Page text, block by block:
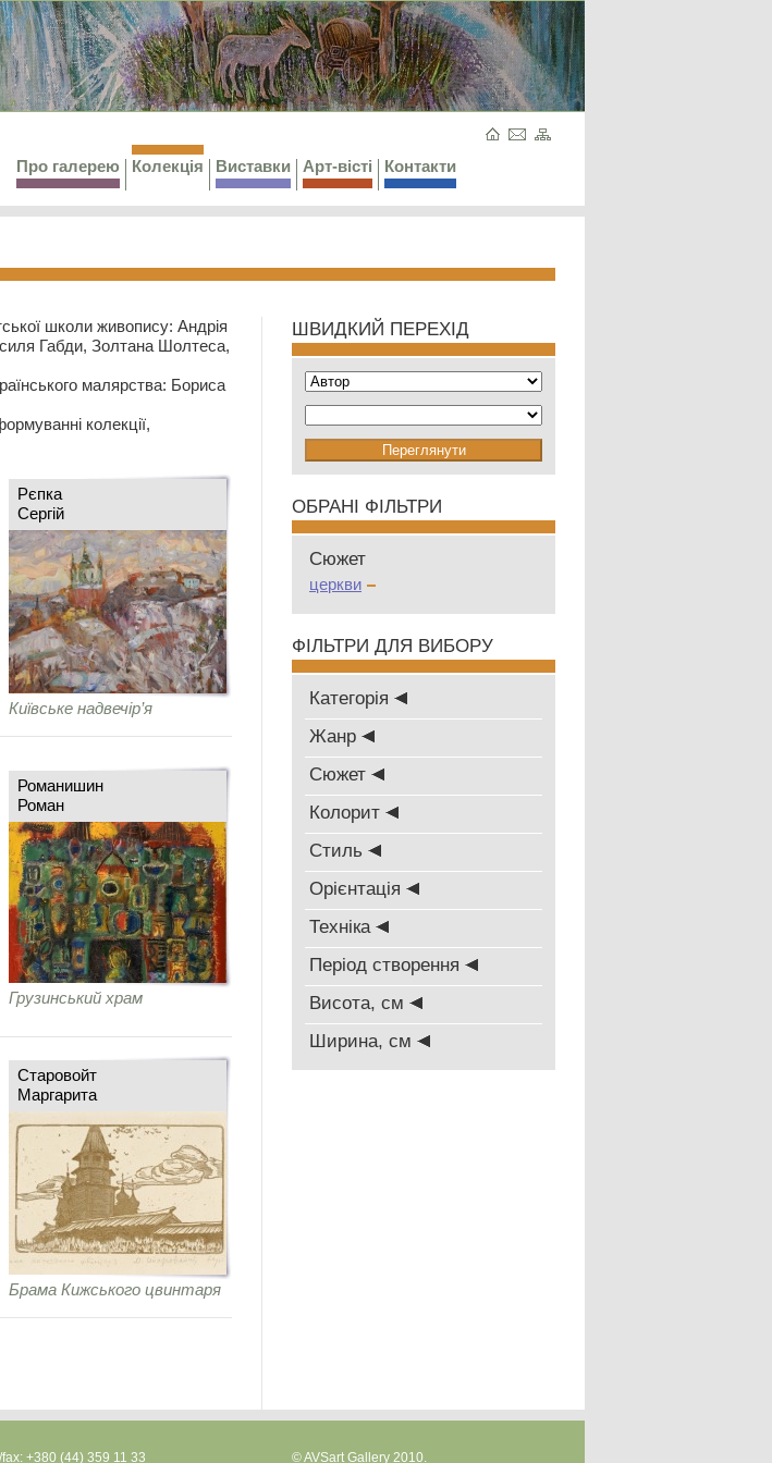
Про галерею Колекція Виставки Арт-вісті Контакти
школи живопису: Андрія
Габди, Золтана Шолтеса,
малярства: Бориса
колекції,
Рєпка
Сергій
Київське надвечір’я
Романишин
Роман
Грузинський храм
Старовойт
Маргарита
Брама Кижського цвинтаря
ШВИДКИЙ ПЕРЕХІД
ОБРАНІ ФІЛЬТРИ
Сюжет
церкви
ФІЛЬТРИ ДЛЯ ВИБОРУ
Категорія
Жанр
Сюжет
Колорит
Стиль
Oрієнтація
Техніка
Період створення
Висота, см
Ширина, см
fax: +380 (44) 359 11 33 © AVSart Gallery 2010.